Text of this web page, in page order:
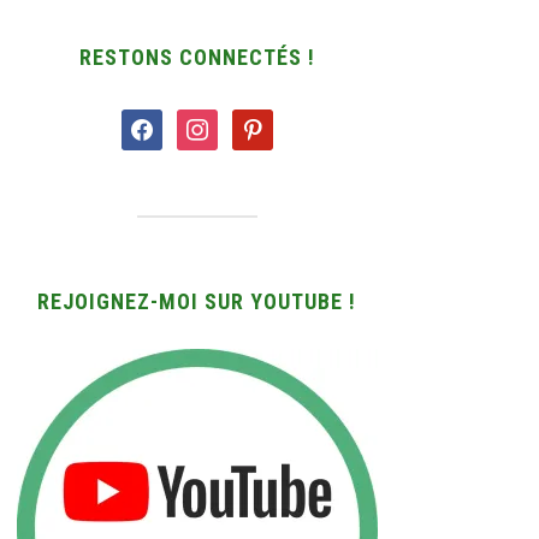
RESTONS CONNECTÉS !
facebookinstagrampinterest
REJOIGNEZ-MOI SUR YOUTUBE !